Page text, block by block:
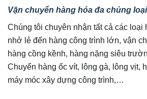
Vận chuyển hàng hóa đa chủng loại
Chúng tôi chuyên nhận tất cả các loại
nhở lẻ đến hàng công trình lớn, vận
hàng cồng kềnh, hàng nặng siêu
Chuyển hàng ốc vít, lông gà, lông vịt,
máy móc xây dựng công trình,…